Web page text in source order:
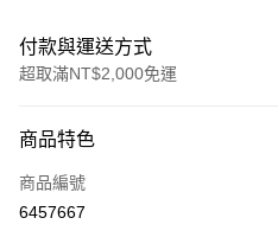
付款與運送方式
超取滿NT$2,000免運
信用卡一次付款
超商取貨付款
商品特色
商品編號
6457667